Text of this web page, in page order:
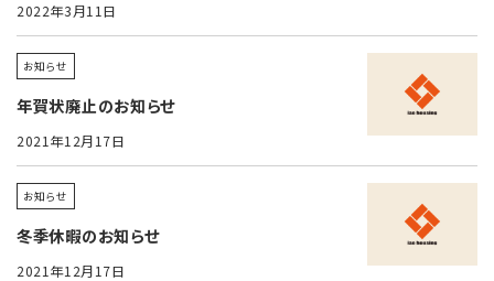
2022年3月11日
お知らせ
年賀状廃止のお知らせ
2021年12月17日
お知らせ
冬季休暇のお知らせ
2021年12月17日